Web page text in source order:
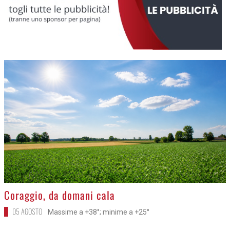
>
Coraggio, da domani cala
05 AGOSTO Massime a +38°; minime a +25°